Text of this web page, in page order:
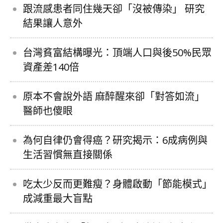
跟流感患者同住幾天卻「沒被傳染」 研究
結果讓人意外
台灣貧富結構曝光：頂端人口與後50%民眾
資產差140倍
原本不會說外語 麻醉醒來卻「對答如流」
醫師也傻眼
為何自律仍會得癌？研究揭示：6成病例與
生活習慣無直接關係
吃太少反而更難瘦？身體啟動「節能模式」
成減重最大盲點